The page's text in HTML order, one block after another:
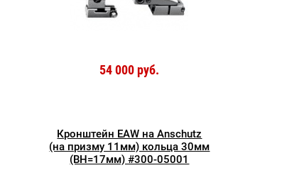
54 000 руб.
Кронштейн EAW на Anschutz
(на призму 11мм) кольца 30мм
(BH=17мм) #300-05001